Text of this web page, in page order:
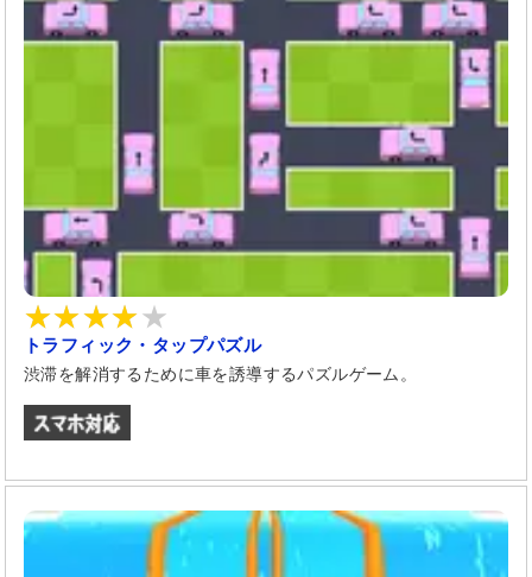
トラフィック・タップパズル
渋滞を解消するために車を誘導するパズルゲーム。